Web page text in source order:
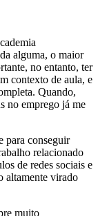
alguma, o maior
no entanto, ter
contexto de aula, e
Quando,
no emprego já me
para conseguir
relacionado
de redes sociais e
altamente virado
muito